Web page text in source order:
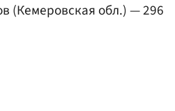
(Кемеровская обл.) — 296